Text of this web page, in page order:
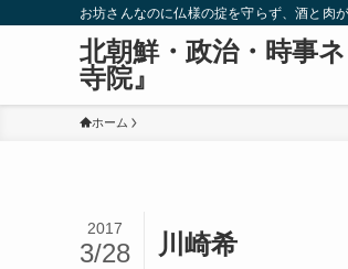
お坊さんなのに仏様の掟を守らず、酒と肉
北朝鮮・政治・時事
寺院』
ホーム
川崎希
2017
3/28